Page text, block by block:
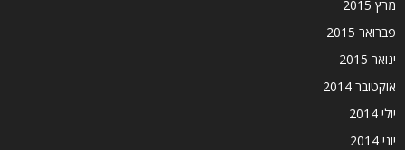
מרץ 2015
פברואר 2015
ינואר 2015
אוקטובר 2014
יולי 2014
יוני 2014